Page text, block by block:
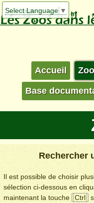
Select Language ▼
Accueil
Base
Rechercher
Il est possible de choisir
sélection ci-dessous en
maintenant la touche
Ctrl